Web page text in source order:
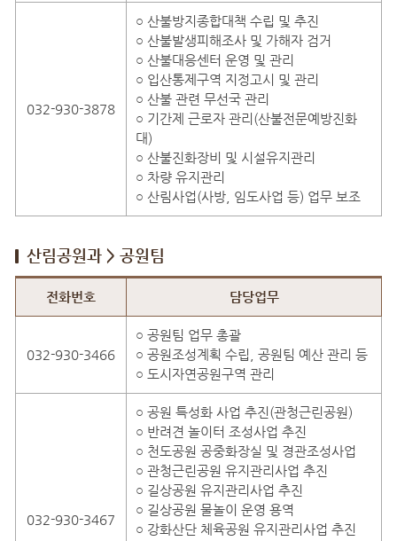
032-930-3878
○ 산불방지종합대책 수립 및 추진
○ 산불발생피해조사 및 가해자 검거
○ 산불대응센터 운영 및 관리
○ 입산통제구역 지정고시 및 관리
○ 산불 관련 무선국 관리
○ 기간제 근로자 관리(산불전문예방진화
대)
○ 산불진화장비 및 시설유지관리
○ 차량 유지관리
○ 산림사업(사방, 임도사업 등) 업무 보조
산림공원과 > 공원팀
전화번호 담당업무
032-930-3466
○ 공원팀 업무 총괄
○ 공원조성계획 수립, 공원팀 예산 관리 등
○ 도시자연공원구역 관리
032-930-3467
○ 공원 특성화 사업 추진(관청근린공원)
○ 반려견 놀이터 조성사업 추진
○ 천도공원 공중화장실 및 경관조성사업
○ 관청근린공원 유지관리사업 추진
○ 길상공원 유지관리사업 추진
○ 길상공원 물놀이 운영 용역
○ 강화산단 체육공원 유지관리사업 추진